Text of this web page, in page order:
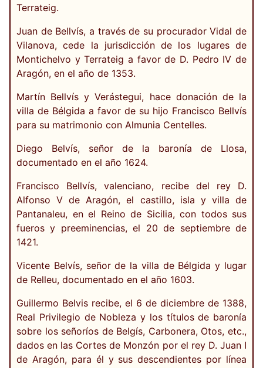
Terrateig.
Juan de Bellvís, a través de su procurador Vidal de
Vilanova, cede la jurisdicción de los lugares de
Montichelvo y Terrateig a favor de D. Pedro IV de
Aragón, en el año de 1353.
Martín Bellvís y Verástegui, hace donación de la
villa de Bélgida a favor de su hijo Francisco Bellvís
para su matrimonio con Almunia Centelles.
Diego Belvís, señor de la baronía de Llosa,
documentado en el año 1624.
Francisco Bellvís, valenciano, recibe del rey D.
Alfonso V de Aragón, el castillo, isla y villa de
Pantanaleu, en el Reino de Sicilia, con todos sus
fueros y preeminencias, el 20 de septiembre de
1421.
Vicente Belvís, señor de la villa de Bélgida y lugar
de Relleu, documentado en el año 1603.
Guillermo Belvis recibe, el 6 de diciembre de 1388,
Real Privilegio de Nobleza y los títulos de baronía
sobre los señoríos de Belgís, Carbonera, Otos, etc.,
dados en las Cortes de Monzón por el rey D. Juan I
de Aragón, para él y sus descendientes por línea